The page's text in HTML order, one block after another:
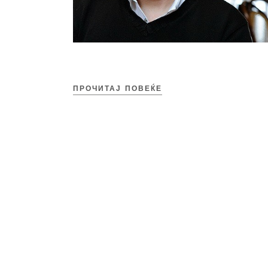
ПРОЧИТАЈ ПОВЕЌЕ